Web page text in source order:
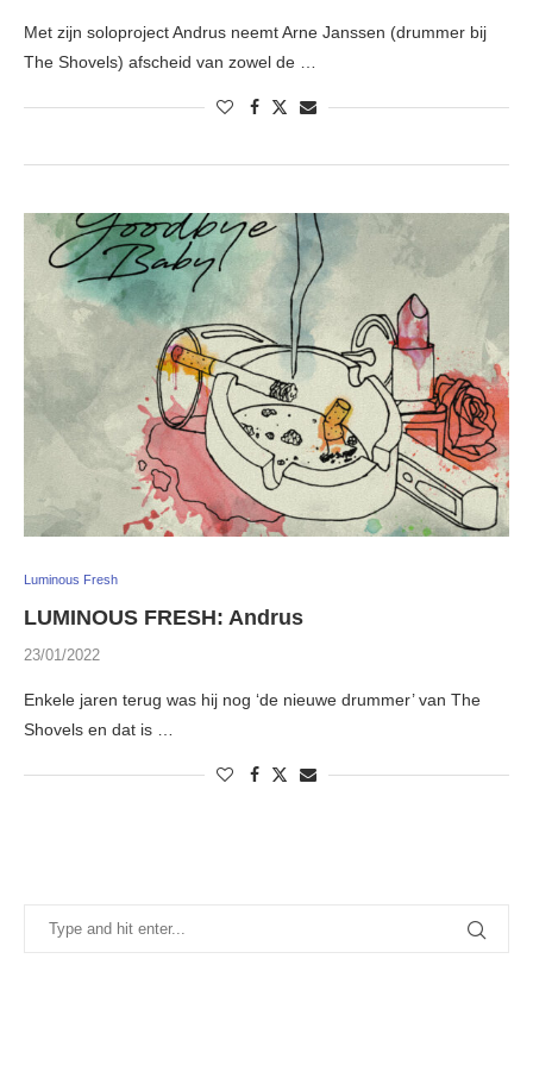
Met zijn soloproject Andrus neemt Arne Janssen (drummer bij
The Shovels) afscheid van zowel de …
Luminous Fresh
LUMINOUS FRESH: Andrus
23/01/2022
Enkele jaren terug was hij nog ‘de nieuwe drummer’ van The
Shovels en dat is …